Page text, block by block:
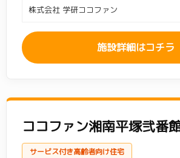
株式会社 学研ココファン
施設詳細はコチラ
ココファン湘南平塚弐番
サービス付き高齢者向け住宅